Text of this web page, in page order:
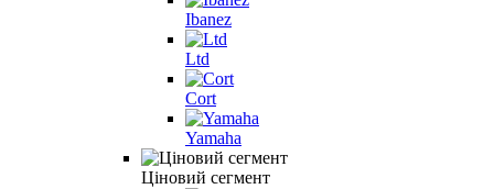
Ibanez
Ltd
Cort
Yamaha
Ціновий сегмент